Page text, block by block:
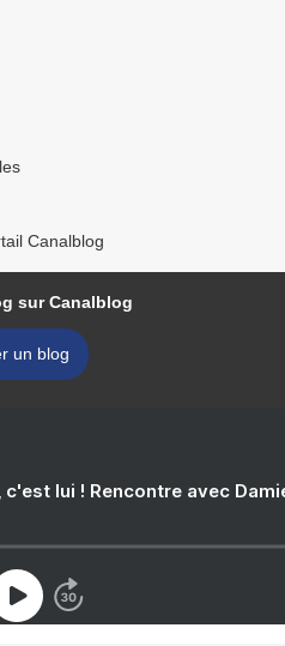
Canalblog
sur Canalblog
un blog
lui ! Rencontre avec